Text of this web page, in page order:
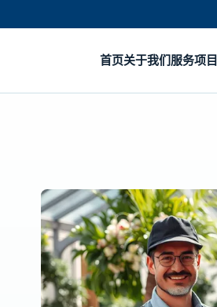
首页关于我们服务项目